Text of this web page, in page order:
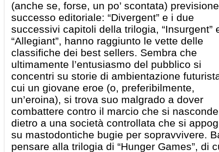
(anche se, forse, un po’ scontata)
successo editoriale: “Divergent” e i due
successivi capitoli della trilogia, “Insurgent”
“Allegiant”, hanno raggiunto le vette delle
classifiche dei best sellers. Sembra che
ultimamente l’entusiasmo del pubblico si
concentri su storie di ambientazione
cui un giovane eroe (o, preferibilmente,
un’eroina), si trova suo malgrado a dover
combattere contro il marcio che si nasconde
dietro a una società controllata che si
su mastodontiche bugie per sopravvivere.
pensare alla trilogia di “Hunger Games”, di